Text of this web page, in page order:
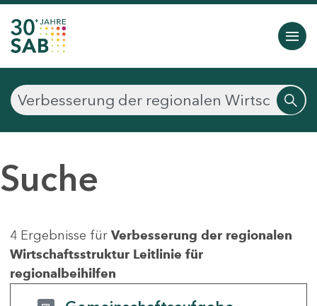
Suche
4 Ergebnisse für Verbesserung der regionalen
Wirtschaftsstruktur Leitlinie für
regionalbeihilfen